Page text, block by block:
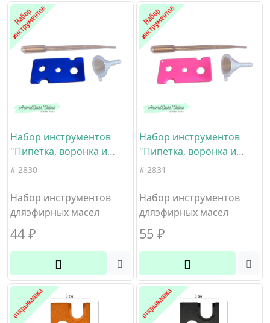
Набор инструментов
"Пипетка, воронка и
синяя пластмассовая
# 2830
Набор инструментов
дляэфирных масел
44 ₽
Набор инструментов
"Пипетка, воронка и
розовая пластмассовая
# 2831
Набор инструментов
дляэфирных масел
55 ₽